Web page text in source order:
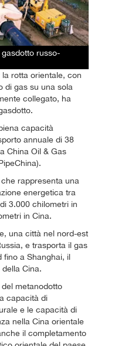
russo-
rotta orientale, con
di gas su una sola
collegato, ha
capacità
annuale di 38
China Oil & Gas
rappresenta una
energetica tra
3.000 chilometri in
in Cina.
una città nel nord-est
e trasporta il gas
fino a Shanghai, il
Cina.
metanodotto
capacità di
e le capacità di
nella Cina orientale
il completamento